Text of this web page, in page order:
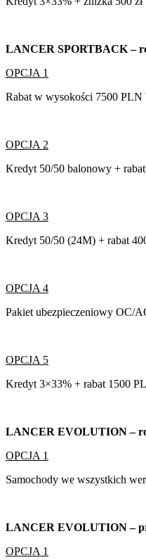
LANCER SPORTBACK –
OPCJA 1
Rabat w wysokości 7500 PLN
OPCJA 2
Kredyt 50/50 balonowy +
OPCJA 3
Kredyt 50/50 (24M) + rabat
OPCJA 4
Pakiet ubezpieczeniowy OC/
OPCJA 5
Kredyt 3×33% + rabat 1500
LANCER EVOLUTION –
OPCJA 1
Samochody we wszystkich
LANCER EVOLUTION –
OPCJA 1